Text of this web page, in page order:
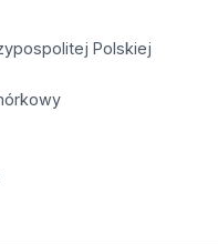
Polskiej